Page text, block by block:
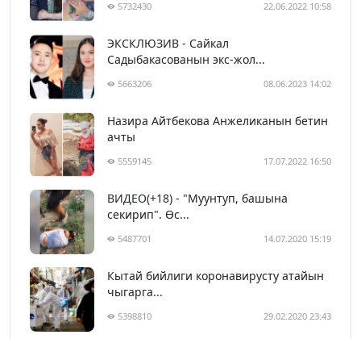
5732430 22.06.2022 10:58
ЭКСКЛЮЗИВ - Сайкал
Садыбакасованын экс-жол...
5663206 08.06.2023 14:02
Назира Айтбекова Анжеликанын бетин
ачты
5559145 17.07.2022 16:50
ВИДЕО(+18) - "Муунтуп, башына
секирип". Өс...
5487701 14.07.2020 15:19
Кытай бийлиги коронавирусту атайын
чыгарга...
5398810 29.02.2020 23:43